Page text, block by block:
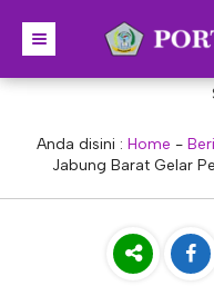
BERITA
VISI & MISI
AKUNTANSI
Anda disini : Home -
Jabung Barat Gelar